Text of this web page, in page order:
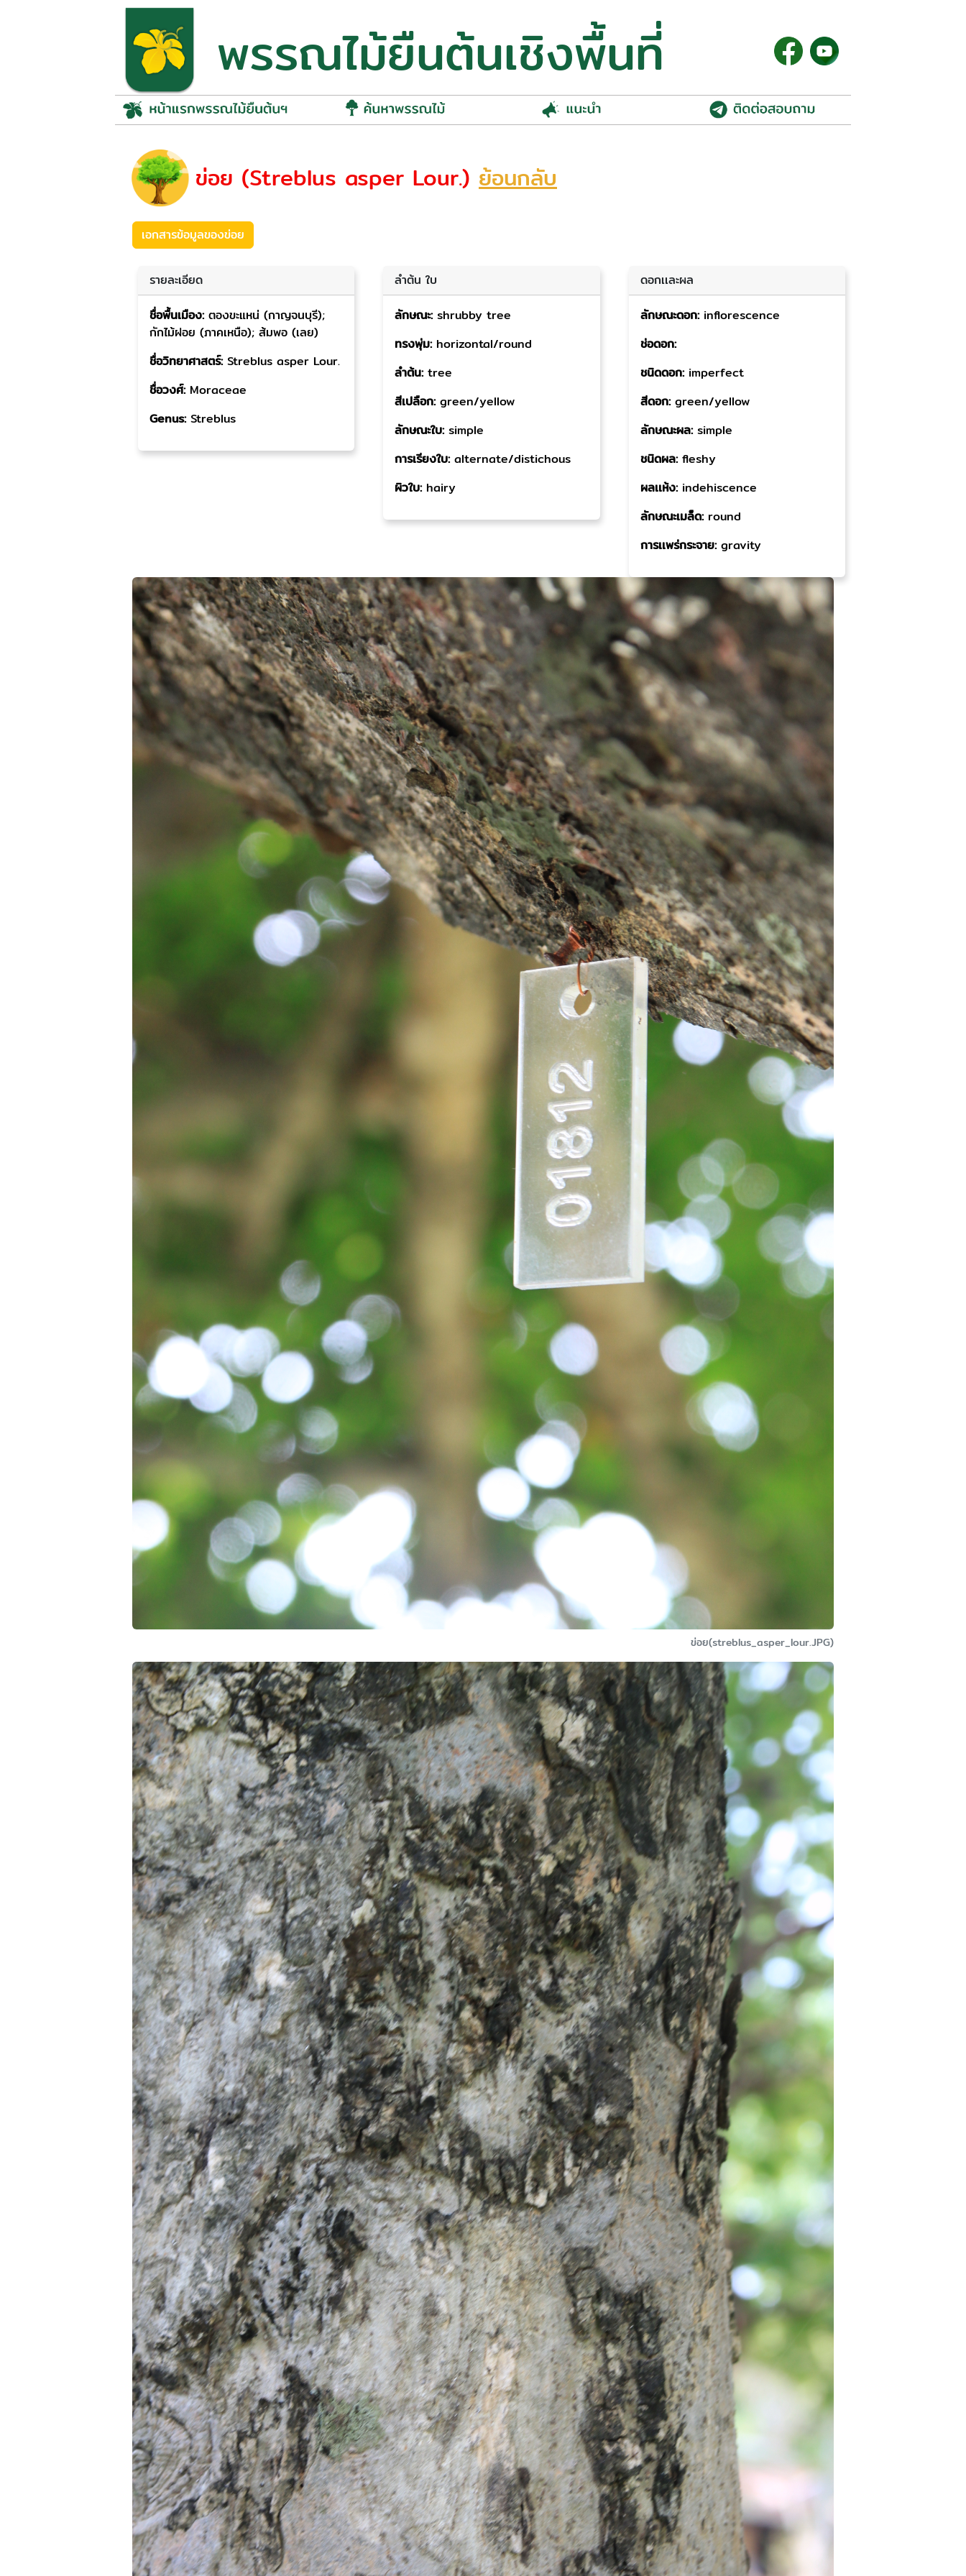
พรรณไม้ยืนต้นเชิงพื้นที่
ข่อย (Streblus asper Lour.) ย้อนกลับ
เอกสารข้อมูลของข่อย
รายละเอียด
ชื่อพื้นเมือง: ตองขะแหน่ (กาญจนบุรี);
กักไม้ฝอย (ภาคเหนือ); ส้มพอ (เลย)
ชื่อวิทยาศาสตร์: Streblus asper Lour.
ชื่อวงศ์: Moraceae
Genus: Streblus
ลำต้น ใบ
ลักษณะ:shrubby tree
ทรงพุ่ม: horizontal/round
ลำต้น:tree
สีเปลือก:green/yellow
ลักษณะใบ:simple
การเรียงใบ:alternate/distichous
ผิวใบ: hairy
ดอกเเละผล
ลักษณะดอก: inflorescence
ช่อดอก:
ชนิดดอก: imperfect
สีดอก: green/yellow
ลักษณะผล: simple
ชนิดผล: fleshy
ผลเเห้ง: indehiscence
ลักษณะเมล็ด: round
การเเพร่กระจาย: gravity
ข่อย(streblus_asper_lour.JPG)